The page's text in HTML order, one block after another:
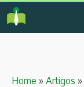
Home » Artigos »